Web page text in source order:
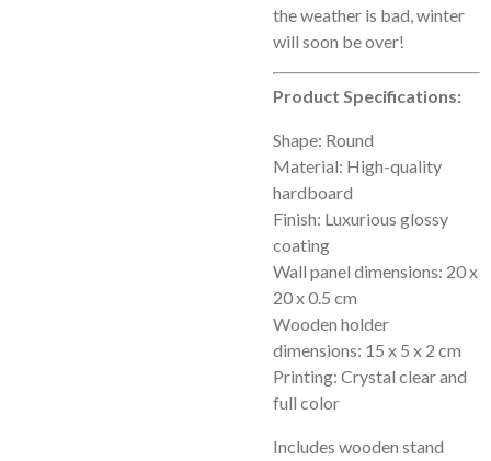
the weather is bad, winter
will soon be over!
Product Specifications:
Shape: Round
Material: High-quality
hardboard
Finish: Luxurious glossy
coating
Wall panel dimensions: 20 x
20 x 0.5 cm
Wooden holder
dimensions: 15 x 5 x 2 cm
Printing: Crystal clear and
full color
Includes wooden stand